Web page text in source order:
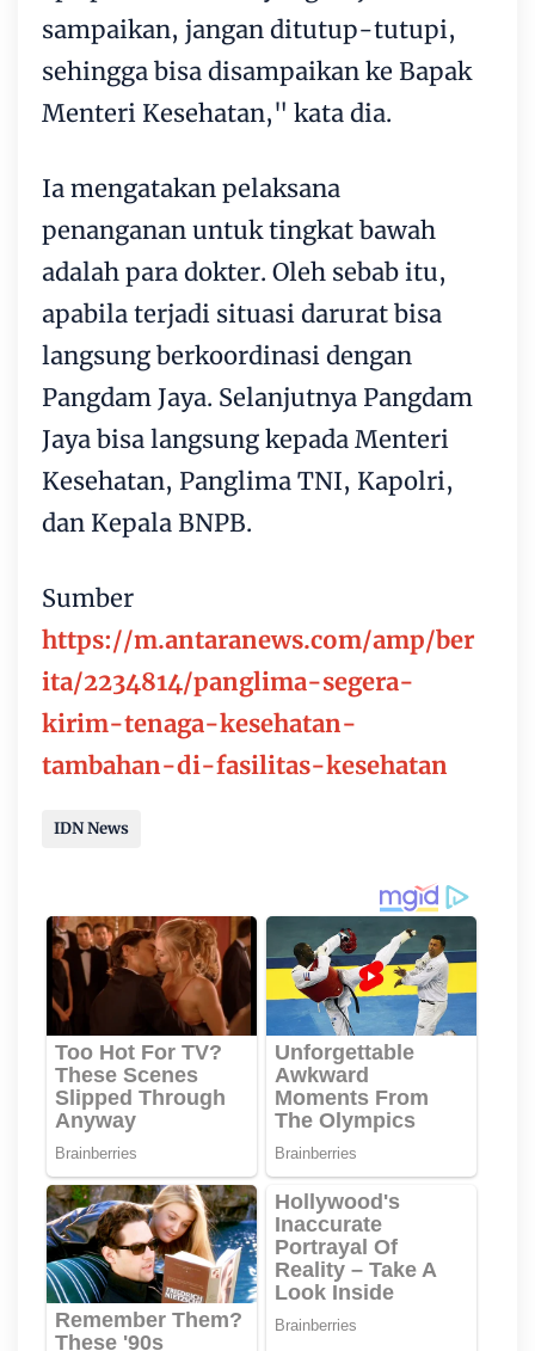
sampaikan, jangan ditutup-tutupi,
sehingga bisa disampaikan ke Bapak
Menteri Kesehatan," kata dia.
Ia mengatakan pelaksana
penanganan untuk tingkat bawah
adalah para dokter. Oleh sebab itu,
apabila terjadi situasi darurat bisa
langsung berkoordinasi dengan
Pangdam Jaya. Selanjutnya Pangdam
Jaya bisa langsung kepada Menteri
Kesehatan, Panglima TNI, Kapolri,
dan Kepala BNPB.
Sumber
https://m.antaranews.com/amp/ber
ita/2234814/panglima-segera-
kirim-tenaga-kesehatan-
tambahan-di-fasilitas-kesehatan
IDN News